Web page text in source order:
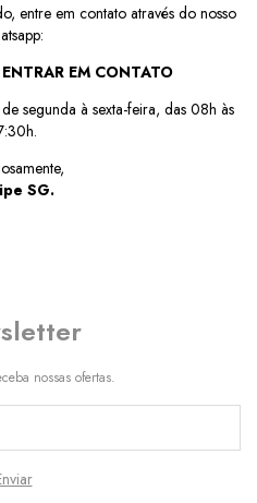
entre em contato através do nosso
EM CONTATO
segunda à sexta-feira, das 08h às
SG.
nossas ofertas.